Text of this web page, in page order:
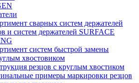
сварных систем держателей
и систем держателей SURFACE
систем быстрой замены
хвостовиком
резцов с круглым хвостиком
примеры маркировки резцов